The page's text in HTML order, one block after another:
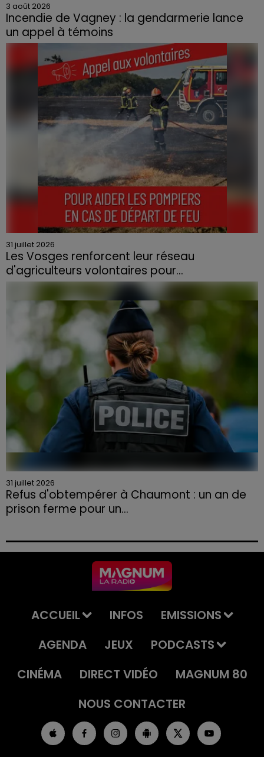
3 août 2026
Incendie de Vagney : la gendarmerie lance
un appel à témoins
Le feu, parti d'une haie avant de se propager au
quartier résidentiel, avait détruit deux habitations et
contraint à l'évacuation d'une centaine de personnes.
31 juillet 2026
Les Vosges renforcent leur réseau
d'agriculteurs volontaires pour...
Face à la sécheresse et aux risques de départs de feu,
la Chambre d'agriculture des Vosges a lancé un appel
aux agriculteurs volontaires pour venir en aide...
31 juillet 2026
Refus d'obtempérer à Chaumont : un an de
prison ferme pour un...
permis et la confiscation de son véhicule.
ACCUEIL INFOS
EMISSIONS
AGENDA
JEUX
PODCASTS
CINÉMA
DIRECT VIDÉO
MAGNUM 80
NOUS CONTACTER